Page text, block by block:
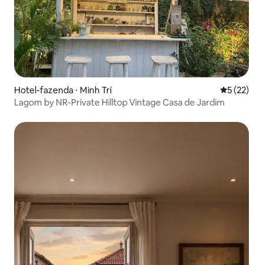
Hotel-fazenda ⋅ Minh Trí 5 de uma
5 (22)
Lagom by NR-Private Hilltop Vintage Casa de Jardim